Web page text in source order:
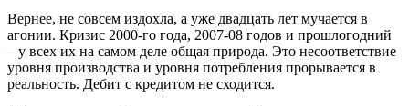
Вернее, не совсем издохла, а уже двадцать лет мучается в
агонии. Кризис 2000-го года, 2007-08 годов и прошлогодний
– у всех их на самом деле общая природа. Это несоответствие
уровня производства и уровня потребления прорывается в
реальность. Дебит с кредитом не сходится.